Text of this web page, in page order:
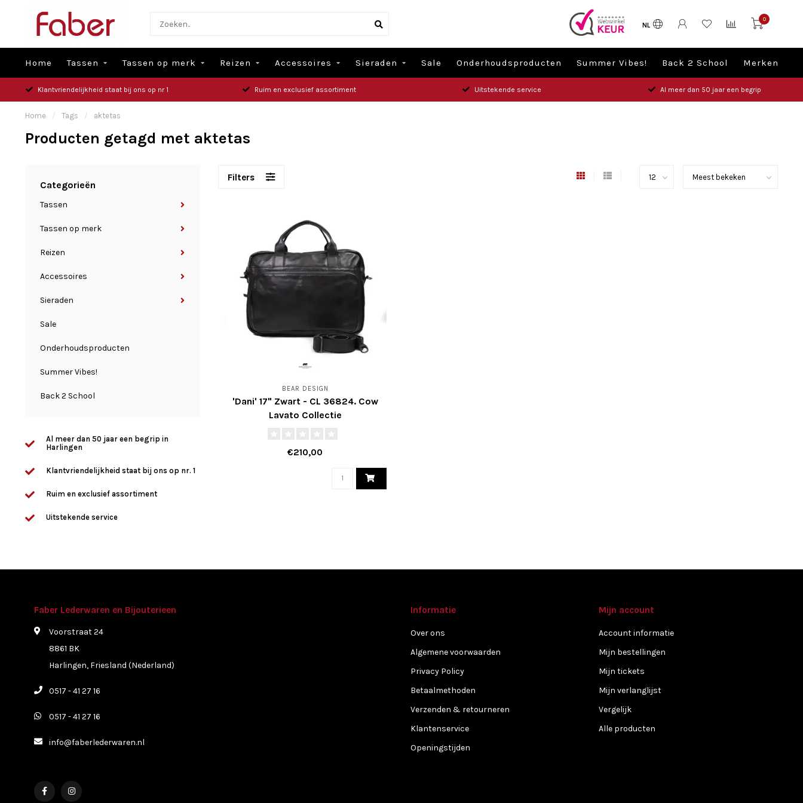
NL
0
Home Tassen Tassen op merk Reizen Accessoires Sieraden Sale Onderhoudsproducten Summer Vibes! Back 2 School Merken
Klantvriendelijkheid staat bij ons op nr 1 Ruim en exclusief assortiment Uitstekende service Al meer dan 50 jaar een begrip
Home / Tags / aktetas
Producten getagd met aktetas
Categorieën
Tassen
Tassen op merk
Reizen
Accessoires
Sieraden
Sale
Onderhoudsproducten
Summer Vibes!
Back 2 School
Al meer dan 50 jaar een begrip in
Harlingen
Klantvriendelijkheid staat bij ons op nr. 1
Ruim en exclusief assortiment
Uitstekende service
Filters
BEAR DESIGN
'Dani' 17" Zwart - CL 36824. Cow
Lavato Collectie
€210,00
Faber Lederwaren en Bijouterieen
Voorstraat 24
8861 BK
Harlingen, Friesland (Nederland)
0517 - 41 27 16
0517 - 41 27 16
info@faberlederwaren.nl
Informatie
Over ons
Algemene voorwaarden
Privacy Policy
Betaalmethoden
Verzenden & retourneren
Klantenservice
Openingstijden
Mijn account
Account informatie
Mijn bestellingen
Mijn tickets
Mijn verlanglijst
Vergelijk
Alle producten